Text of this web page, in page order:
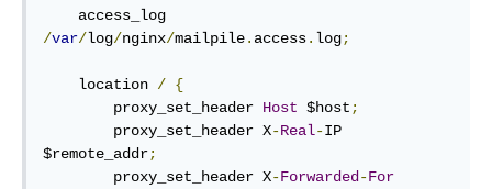
/var/log/nginx/mailpile. access. log;
location / {
        proxy_set_header
Host $host ;
        proxy_set_header X
-Real-IP
$remote_addr;
        proxy_set_header X
-Forwarded -For